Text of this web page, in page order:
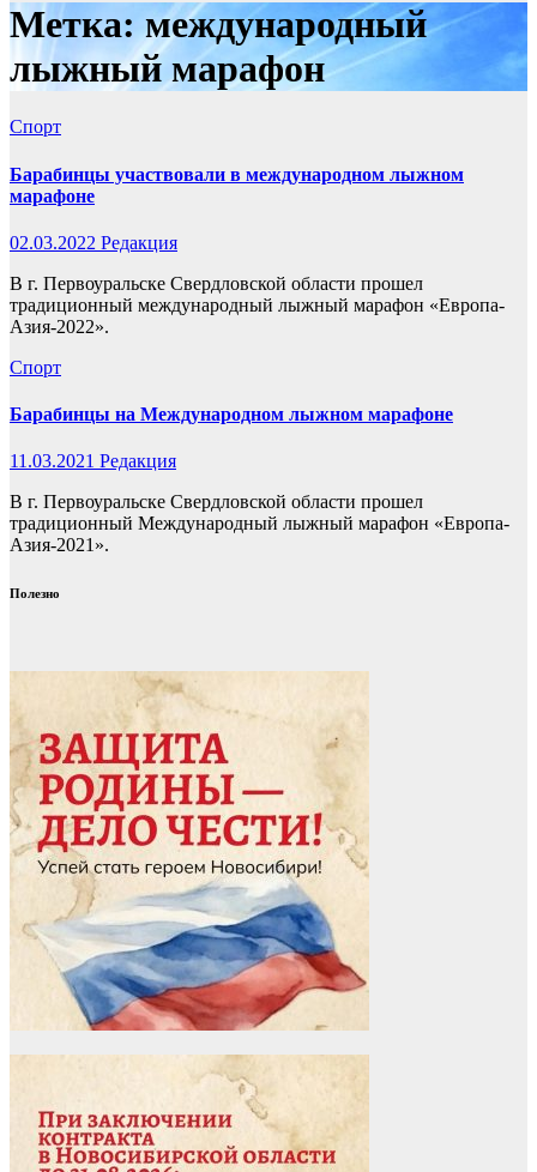
Метка:международный
лыжный марафон
Спорт
Барабинцы участвовали в международном лыжном
марафоне
02.03.2022 Редакция
В г. Первоуральске Свердловской области прошел
традиционный международный лыжный марафон «Европа-
Азия-2022».
Спорт
Барабинцы на Международном лыжном марафоне
11.03.2021 Редакция
В г. Первоуральске Свердловской области прошел
традиционный Международный лыжный марафон «Европа-
Азия-2021».
Полезно